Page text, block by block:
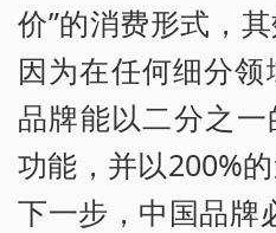
价”的消费形式，其
因为在任何细分
品牌能以二分之
功能，并以200%
下一步，中国品牌